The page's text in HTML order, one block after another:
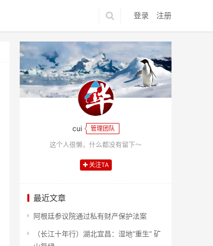
登录 注册
cui 管理团队
这个人很懒，什么都没有留下～
关注TA
最近文章
阿根廷参议院通过私有财产保护法案
（长江十年行）湖北宜昌：湿地“重生” 矿